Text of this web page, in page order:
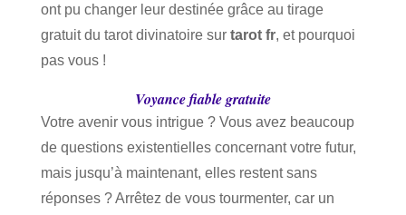
ont pu changer leur destinée grâce au tirage
gratuit du tarot divinatoire sur tarot fr, et pourquoi
pas vous !
Voyance fiable gratuite
Votre avenir vous intrigue ? Vous avez beaucoup
de questions existentielles concernant votre futur,
mais jusqu’à maintenant, elles restent sans
réponses ? Arrêtez de vous tourmenter, car un